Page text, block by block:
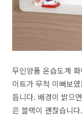
무인양품 온습도계
이트가 무척 이뻐보
듭니다. 배경이 밝으
은 블랙이 괜찮습니다.